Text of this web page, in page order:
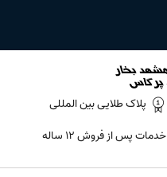
پلاک طلایی بین المللی
خدمات پس از فروش ۱۲ ساله